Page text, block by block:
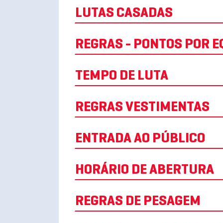
LUTAS CASADAS
REGRAS - PONTOS POR
TEMPO DE LUTA
REGRAS VESTIMENTAS
ENTRADA AO PÚBLICO
HORÁRIO DE ABERTURA
REGRAS DE PESAGEM